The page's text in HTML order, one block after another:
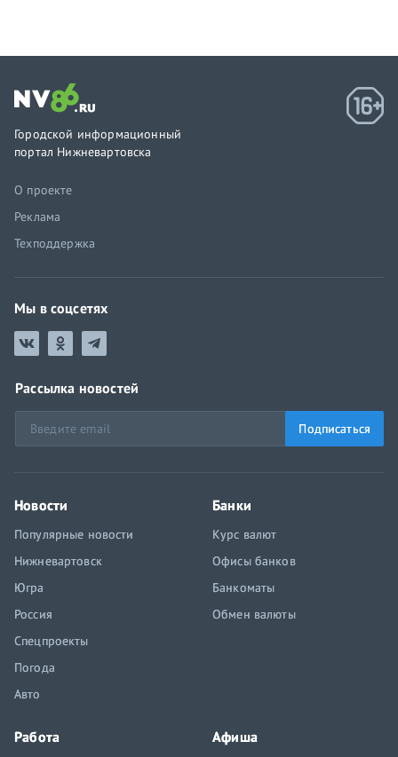
Городской информационный
портал Нижневартовска
О проекте
Реклама
Техподдержка
Мы в соцсетях
Рассылка новостей
Подписаться
Новости
Популярные новости
Нижневартовск
Югра
Россия
Спецпроекты
Погода
Авто
Банки
Курс валют
Офисы банков
Банкоматы
Обмен валюты
Работа Афиша